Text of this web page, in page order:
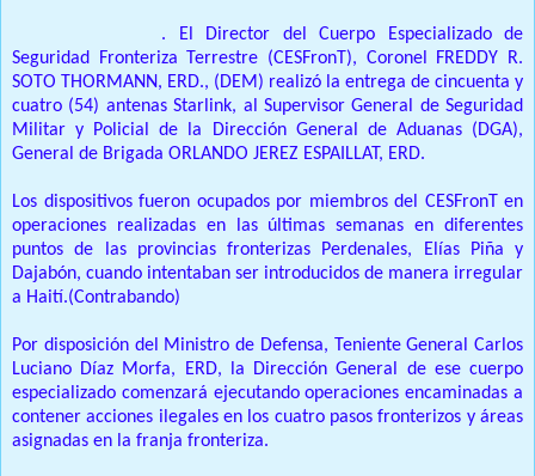
. El Director del Cuerpo Especializado de
Seguridad Fronteriza Terrestre (CESFronT), Coronel FREDDY R.
SOTO THORMANN, ERD., (DEM) realizó la entrega de cincuenta y
cuatro (54) antenas Starlink, al Supervisor General de Seguridad
Militar y Policial de la Dirección General de Aduanas (DGA),
General de Brigada ORLANDO JEREZ ESPAILLAT, ERD.
Los dispositivos fueron ocupados por miembros del CESFronT en
operaciones realizadas en las últimas semanas en diferentes
puntos de las provincias fronterizas Perdenales, Elías Piña y
Dajabón, cuando intentaban ser introducidos de manera irregular
a Haití.(Contrabando)
Por disposición del Ministro de Defensa, Teniente General Carlos
Luciano Díaz Morfa, ERD, la Dirección General de ese cuerpo
especializado comenzará ejecutando operaciones encaminadas a
contener acciones ilegales en los cuatro pasos fronterizos y áreas
asignadas en la franja fronteriza.